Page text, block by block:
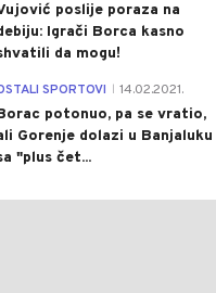
poslije poraza na
Igrači Borca kasno
da mogu!
SPORTOVI 14.02.2021.
potonuo, pa se vratio,
Gorenje dolazi u Banjaluku
"plus čet...